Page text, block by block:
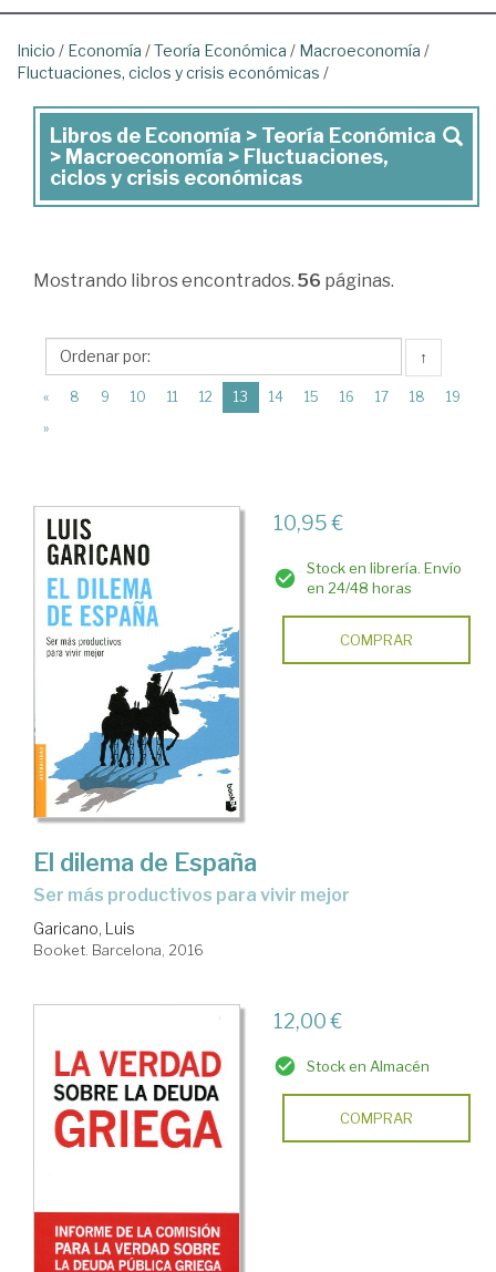
Inicio / Economía /Teoría Económica / Macroeconomía /
Fluctuaciones, ciclos y crisis económicas /
Libros
de
Economía
Teoría
>
Macroeconomía
>
crisis
económicas
Libros de Economía > Teoría Económica
> Macroeconomía > Fluctuaciones,
ciclos y crisis económicas
Mostrando libros encontrados. 56 páginas.
↑
« 8 9 10 11 12 13 (current)
14 15 16 17 18
19
»
10,95 €
Stock en librería. Envío
en 24/48 horas
COMPRAR
El dilema de España
ser más productivos para vivir mejor
Garicano, Luis
Booket. Barcelona, 2016
12,00 €
Stock en Almacén
COMPRAR